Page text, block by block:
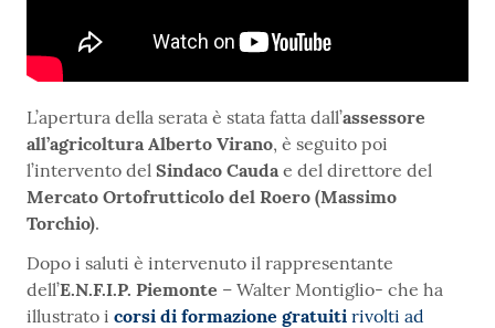
L’apertura della serata è stata fatta dall’assessore
all’agricoltura Alberto Virano, è seguito poi
l’intervento del Sindaco Cauda e del direttore del
Mercato Ortofrutticolo del Roero (Massimo
Torchio).
Dopo i saluti è intervenuto il rappresentante
dell’E.N.F.I.P. Piemonte – Walter Montiglio- che ha
illustrato i corsi di formazione gratuiti rivolti ad